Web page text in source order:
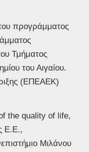
προγράμματος
Τμήματος
του Αιγαίου.
(EΠEAEK)
the quality of life,
Ε.Ε.,
Μιλάνου